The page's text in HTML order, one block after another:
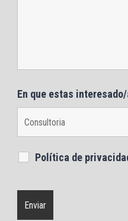
En que estas
Política de